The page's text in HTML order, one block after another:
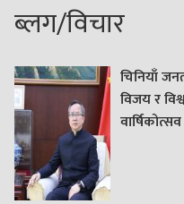
ब्लग/विचार
चिनियाँ
विजय र